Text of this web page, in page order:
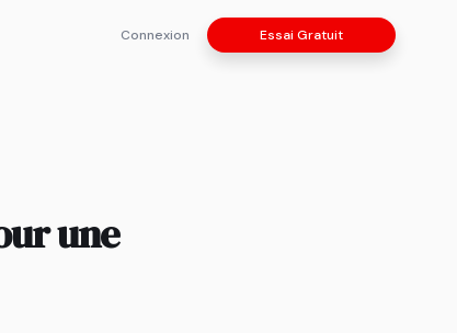
Connexion Essai Gratuit
une